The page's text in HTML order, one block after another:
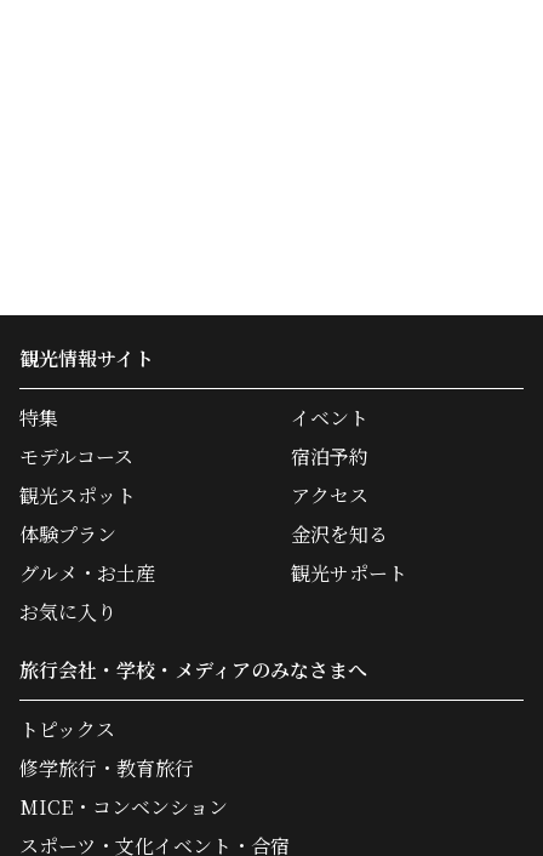
観光情報サイト
特集
モデルコース
観光スポット
体験プラン
グルメ・お土産
イベント
宿泊予約
アクセス
金沢を知る
観光サポート
お気に入り
旅行会社・学校・メディアのみなさまへ
トピックス
修学旅行・教育旅行
MICE・コンベンション
スポーツ・文化イベント・合宿